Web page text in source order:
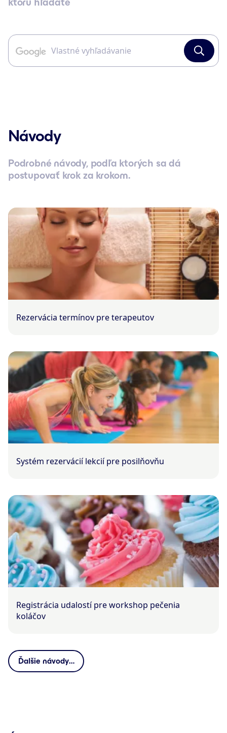
Návody
Podrobné návody, podľa ktorých sa dá
postupovať krok za krokom.
Rezervácia termínov pre terapeutov
Systém rezervácií lekcií pre posilňovňu
Registrácia udalostí pre workshop pečenia
koláčov
Ďalšie návody…